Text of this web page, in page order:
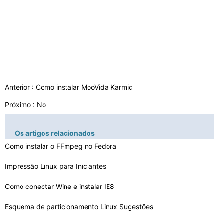
Anterior : Como instalar MooVida Karmic
Próximo : No
Os artigos relacionados
Como instalar o FFmpeg no Fedora
Impressão Linux para Iniciantes
Como conectar Wine e instalar IE8
Esquema de particionamento Linux Sugestões